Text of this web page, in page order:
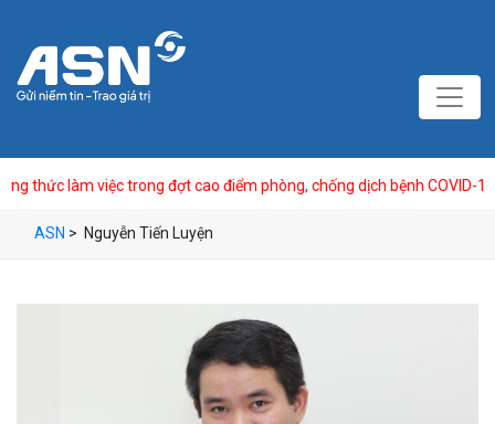
làm việc trong đợt cao điểm phòng, chống dịch bệnh COVID-19
ASN > Nguyễn Tiến Luyện